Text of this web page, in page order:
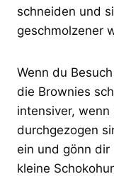
schneiden und
geschmolzener
Wenn du
die Brownies
intensiver,
durchgezogen
ein und gönn dir
kleine